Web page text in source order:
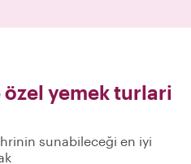
yemek turlari
sunabileceği en iyi